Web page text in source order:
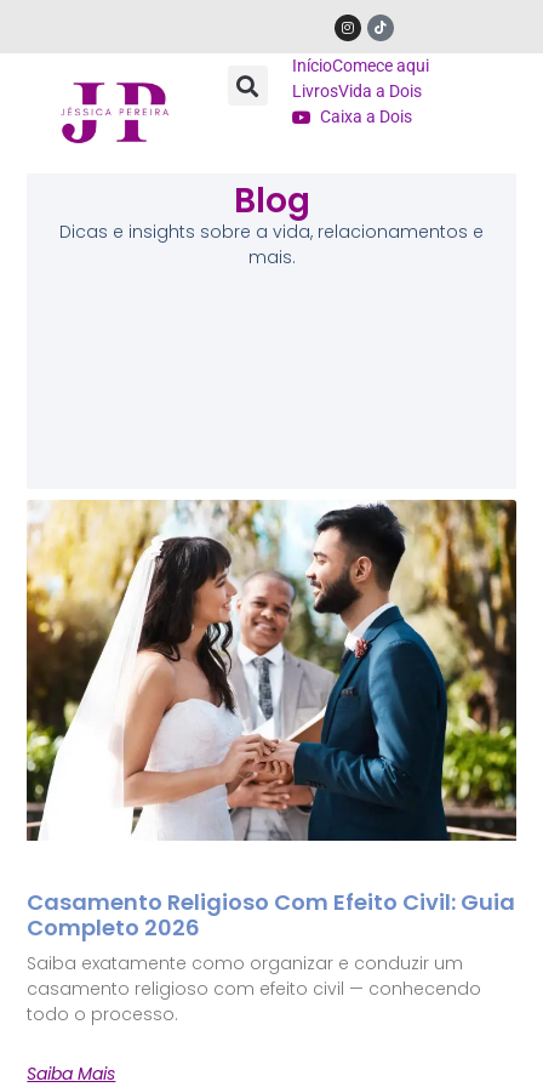
InícioComece aqui
LivrosVida a Dois
Caixa a Dois
Blog
Dicas e insights sobre a vida, relacionamentos e
mais.
Casamento Religioso Com Efeito Civil: Guia
Completo 2026
Saiba exatamente como organizar e conduzir um
casamento religioso com efeito civil — conhecendo
todo o processo.
Saiba Mais